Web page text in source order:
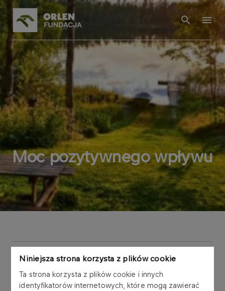
Niniejsza strona korzysta z plików cookie
Ta strona korzysta z plików cookie i innych
identyfikatorów internetowych, które mogą zawierać
Moc pozytywnego wpływu
AKTUALNOŚCI
25 LAT RAZEM ZE
STRAŻAKAMI.